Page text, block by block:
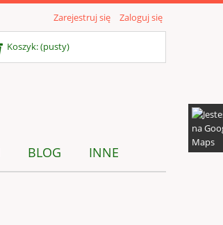
Zarejestruj się Zaloguj się
Koszyk:(pusty)
BLOG INNE